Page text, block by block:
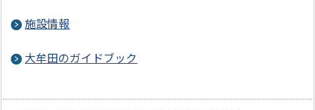
施設情報
大牟田のガイドブック